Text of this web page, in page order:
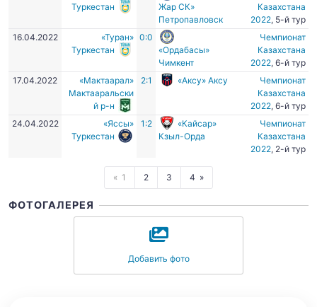
Туркестан
Жар СК»
Петропавловск
Казахстана
2022, 5-й тур
16.04.2022
«Туран»
Туркестан
0:0
«Ордабасы»
Чимкент
Чемпионат
Казахстана
2022, 6-й тур
17.04.2022
«Мактаарал»
Мактааральски
й р-н
2:1 «Аксу» Аксу
Чемпионат
Казахстана
2022, 6-й тур
24.04.2022
«Яссы»
Туркестан
1:2
«Кайсар»
Кзыл-Орда
Чемпионат
Казахстана
2022, 2-й тур
1 2 3 4
ФОТОГАЛЕРЕЯ
Добавить фото